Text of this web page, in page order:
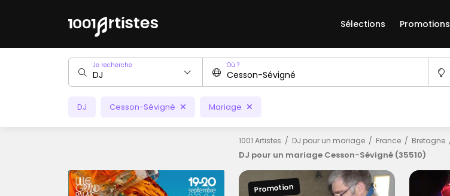
Sélections Promotions
Je recherche Où ?
DJ Cesson-Sévigné Mariage
1001 Artistes DJ pour un mariage France Bretagne
DJ pour un mariage Cesson-Sévigné (35510)
Promotion